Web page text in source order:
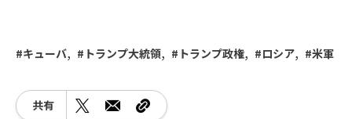
キューバ トランプ大統領 トランプ政権 ロシア 米軍
共有